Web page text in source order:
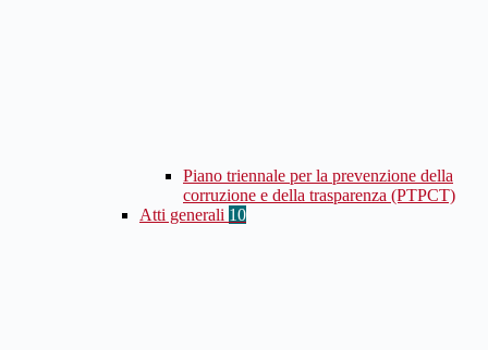
Piano triennale per la prevenzione della
corruzione e della trasparenza (PTPCT)
Atti generali 10